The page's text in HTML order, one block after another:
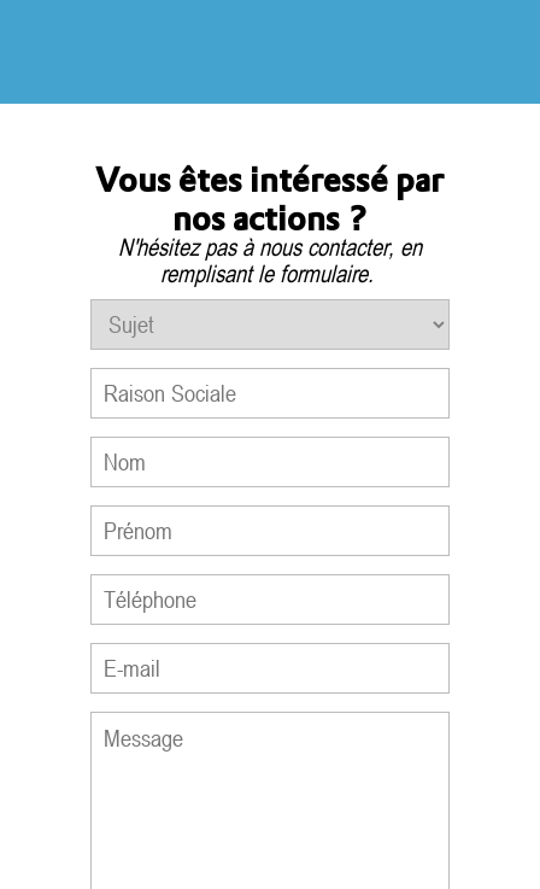
Vous êtes intéressé par
nos actions ?
N'hésitez pas à nous contacter, en
remplisant le formulaire.